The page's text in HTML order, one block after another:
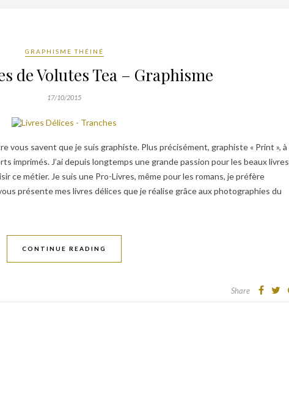
GRAPHISME THÉINÉ
de Volutes Tea – Graphisme
17/10/2015
vous savent que je suis graphiste. Plus précisément, graphiste « Print », à
imprimés. J’ai depuis longtemps une grande passion pour les beaux livres
ce métier. Je suis une Pro-Livres, même pour les romans, je préfère
présente mes livres délices que je réalise grâce aux photographies du
CONTINUE READING
Share